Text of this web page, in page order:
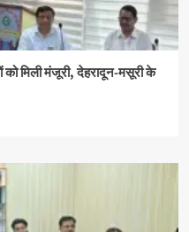
को मिली मंजूरी, देहरादून-मसूरी के